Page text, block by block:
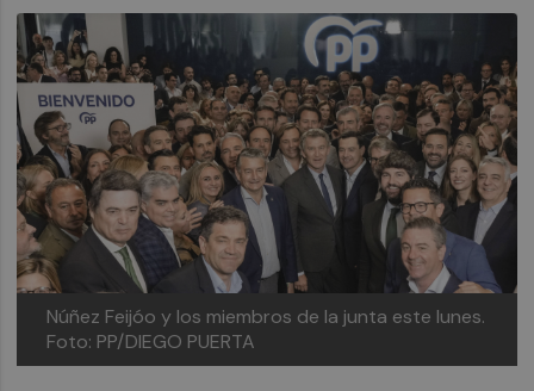
Núñez Feijóo y los miembros de la junta este lunes.
Foto: PP/DIEGO PUERTA